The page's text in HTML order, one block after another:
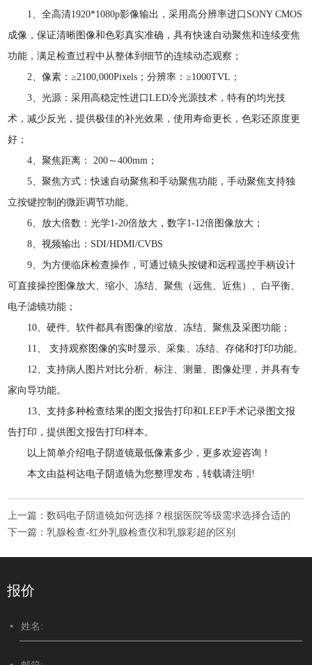
1、全高清1920*1080p影像输出，采用高分辨率进口SONY CMOS
成像，保证清晰图像和色彩真实准确，具有快速自动聚焦和连续变焦
功能，满足检查过程中从整体到细节的连续动态观察；
2、像素：≥2100,000Pixels；分辨率：≥1000TVL；
3、光源：采用高稳定性进口LED冷光源技术，特有的均光技
术，减少反光，提供极佳的补光效果，使用寿命更长，色彩还原度更
好；
4、聚焦距离： 200～400mm；
5、聚焦方式：快速自动聚焦和手动聚焦功能，手动聚焦支持独
立按键控制的微距调节功能。
6、放大倍数：光学1-20倍放大，数字1-12倍图像放大；
8、视频输出：SDI/HDMI/CVBS
9、为方便临床检查操作，可通过镜头按键和远程遥控手柄设计
可直接操控图像放大、缩小、冻结、聚焦（远焦、近焦）、白平衡、
电子滤镜功能；
10、硬件、软件都具有图像的缩放、冻结、聚焦及采图功能；
11、 支持观察图像的实时显示、采集、冻结、存储和打印功能。
12、支持病人图片对比分析、标注、测量、图像处理，并具有专
家向导功能。
13、支持多种检查结果的图文报告打印和LEEP手术记录图文报
告打印，提供图文报告打印样本。
以上简单介绍电子阴道镜最低像素多少，更多欢迎咨询！
本文由益柯达电子阴道镜为您整理发布，转载请注明!
上一篇：数码电子阴道镜如何选择？根据医院等级需求选择合适的
下一篇：乳腺检查-红外乳腺检查仪和乳腺彩超的区别
报价